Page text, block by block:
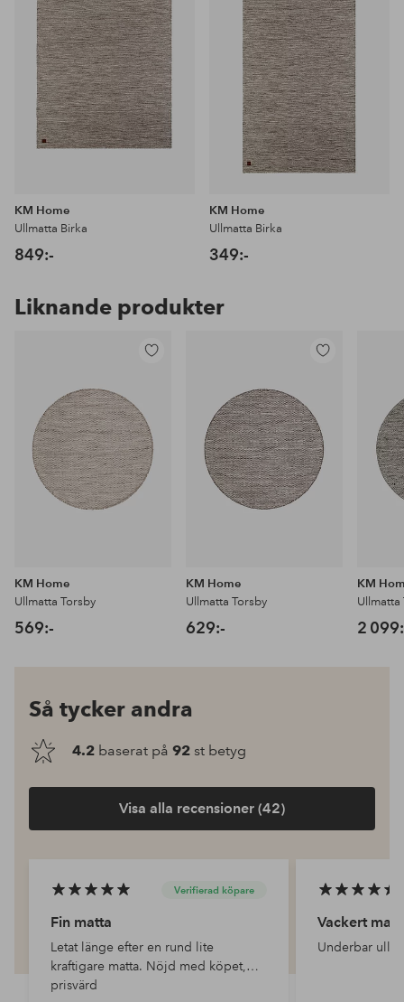
KM Home
Ullmatta Birka
849:-
KM Home
Ullmatta Birka
349:-
Liknande produkter
favoriter
KM Home
Ullmatta Torsby
569:-
KM Home
Ullmatta Torsby
629:-
KM
Ullmatta
2
Så tycker andra
4.2 baserat på 92 st betyg
Visa alla recensioner (42)
Verifierad köpare
Fin matta
Letat länge efter en rund lite
kraftigare matta. Nöjd med köpet,
prisvärd
Vackert
Underbar